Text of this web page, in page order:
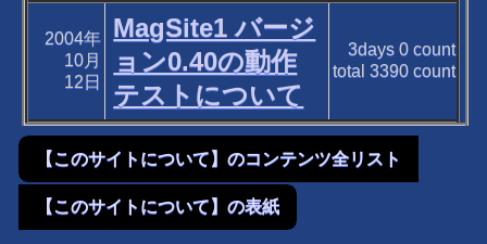
2004年
10月
12日
MagSite1 バージ
ョン0.40の動作
テストについて
3days 0count
total 3390count
【このサイトについて】のコンテンツ全リスト
【このサイトについて】の表紙